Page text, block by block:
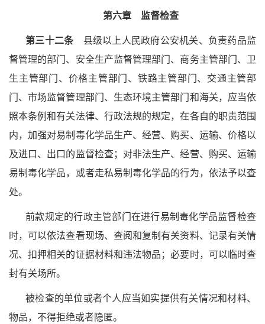
第六章 监督检查
第三十二条县级以上人民政府公安机关、负责药品监
督管理的部门、安全生产监督管理部门、商务主管部门、卫
生主管部门、价格主管部门、铁路主管部门、交通主管部
门、市场监督管理部门、生态环境主管部门和海关，应当依
照本条例和有关法律、行政法规的规定，在各自的职责范围
内，加强对易制毒化学品生产、经营、购买、运输、价格以
及进口、出口的监督检查；对非法生产、经营、购买、运输
易制毒化学品，或者走私易制毒化学品的行为，依法予以查
处。
前款规定的行政主管部门在进行易制毒化学品监督检查
时，可以依法查看现场、查阅和复制有关资料、记录有关情
况、扣押相关的证据材料和违法物品；必要时，可以临时查
封有关场所。
被检查的单位或者个人应当如实提供有关情况和材料、
物品，不得拒绝或者隐匿。